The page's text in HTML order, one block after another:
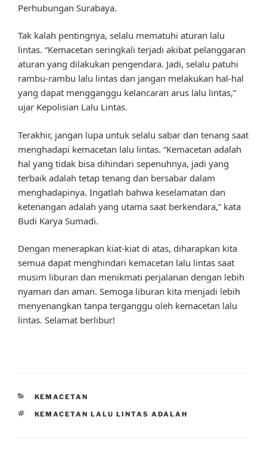
Perhubungan Surabaya.
Tak kalah pentingnya, selalu mematuhi aturan lalu
lintas. “Kemacetan seringkali terjadi akibat pelanggaran
aturan yang dilakukan pengendara. Jadi, selalu patuhi
rambu-rambu lalu lintas dan jangan melakukan hal-hal
yang dapat mengganggu kelancaran arus lalu lintas,”
ujar Kepolisian Lalu Lintas.
Terakhir, jangan lupa untuk selalu sabar dan tenang saat
menghadapi kemacetan lalu lintas. “Kemacetan adalah
hal yang tidak bisa dihindari sepenuhnya, jadi yang
terbaik adalah tetap tenang dan bersabar dalam
menghadapinya. Ingatlah bahwa keselamatan dan
ketenangan adalah yang utama saat berkendara,” kata
Budi Karya Sumadi.
Dengan menerapkan kiat-kiat di atas, diharapkan kita
semua dapat menghindari kemacetan lalu lintas saat
musim liburan dan menikmati perjalanan dengan lebih
nyaman dan aman. Semoga liburan kita menjadi lebih
menyenangkan tanpa terganggu oleh kemacetan lalu
lintas. Selamat berlibur!
CATEGORIES
KEMACETAN
TAGS
KEMACETAN LALU LINTAS ADALAH